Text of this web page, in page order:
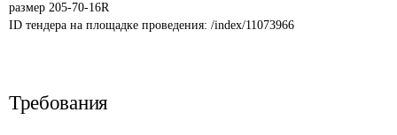
размер 205-70-16R
ID тендера на площадке проведения: /index/11073966
Требования